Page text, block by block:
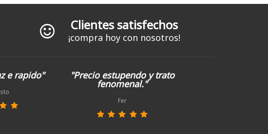
Clientes satisfechos
¡compra hoy con nosotros!
e rapido" "Precio estupendo y trato
fenomenal."
Fer